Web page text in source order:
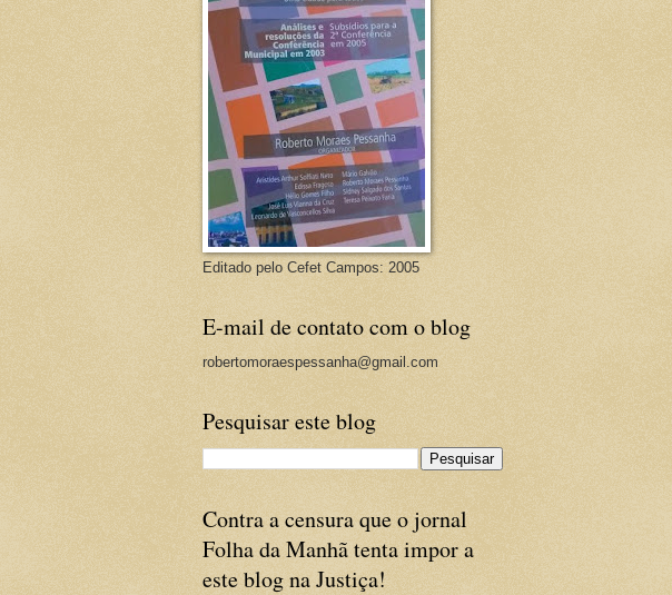
Editado pelo Cefet Campos: 2005
E-mail de contato com o blog
robertomoraespessanha@gmail.com
Pesquisar este blog
Contra a censura que o jornal
Folha da Manhã tenta impor a
este blog na Justiça!